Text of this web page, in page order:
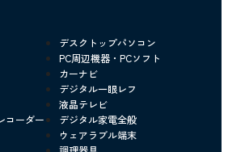
デスクトップパソコン
PC周辺機器・PCソフト
カーナビ
デジタル一眼レフ
液晶テレビ
コーダー
デジタル家電全般
ウェアラブル端末